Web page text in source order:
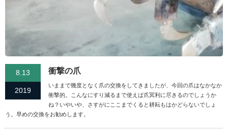
8.13
2019
衝撃の爪
いままで幾度となく爪の交換をしてきましたが、今回の爪はなかなか
衝撃的。こんなにすり減るまで使えば爪冥利に尽きるのでしょうか
ね？いやいや、さすがにここまでくると耕耘もはかどらないでしょ
う。早めの交換をお勧めします。